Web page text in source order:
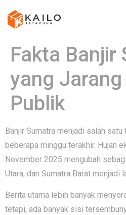
Fakta Banjir
yang
Publik
Banjir Sumatra menjadi salah
beberapa minggu terakhir. Hujan
November 2025 mengubah
Utara, dan Sumatra Barat menjadi
Berita utama lebih banyak
tetapi, ada banyak sisi